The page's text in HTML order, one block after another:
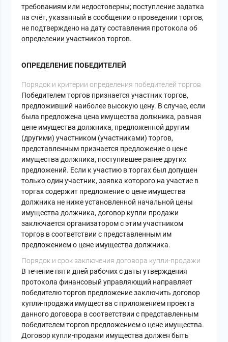
требованиям или недостоверны; поступление задатка
на счёт, указанный в сообщении о проведении торгов,
не подтверждено на дату составления протокола об
определении участников торгов.
ОПРЕДЕЛЕНИЕ ПОБЕДИТЕЛЕЙ
Порядок и критерии определения победителей торгов
Победителем торгов признается участник торгов,
предложивший наиболее высокую цену. В случае, если
была предложена цена имущества должника, равная
цене имущества должника, предложенной другим
(другими) участником (участниками) торгов,
представленным признается предложение о цене
имущества должника, поступившее ранее других
предложений. Если к участию в торгах был допущен
только один участник, заявка которого на участие в
торгах содержит предложение о цене имущества
должника не ниже установленной начальной цены
имущества должника, договор купли-продажи
заключается организатором с этим участником
торгов в соответствии с представленным им
предложением о цене имущества должника.
Порядок и срок заключения договора купли-продажи
В течение пяти дней рабочих с даты утверждения
протокола финансовый управляющий направляет
победителю торгов предложение заключить договор
купли-продажи имущества с приложением проекта
данного договора в соответствии с представленным
победителем торгов предложением о цене имущества.
Договор купли-продажи имущества должен быть